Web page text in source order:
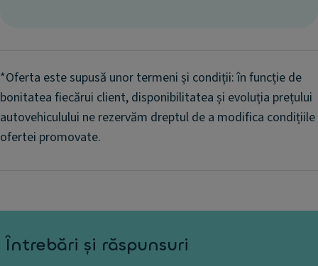
*Oferta este supusă unor termeni și condiții: în funcție de
bonitatea fiecărui client, disponibilitatea și evoluția prețului
autovehiculului ne rezervăm dreptul de a modifica condițiile
ofertei promovate.
Întrebări și răspunsuri